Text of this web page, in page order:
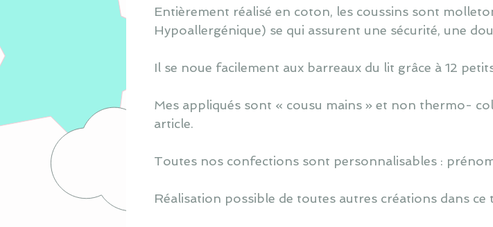
Entièrement réalisé en coton, les coussins sont
Hypoallergénique) se qui assurent une sécurité, une
Il se noue facilement aux barreaux du lit grâce à 12
Mes appliqués sont « cousu mains » et non thermo-
article.
Toutes nos confections sont personnalisables :
Réalisation possible de toutes autres créations dans